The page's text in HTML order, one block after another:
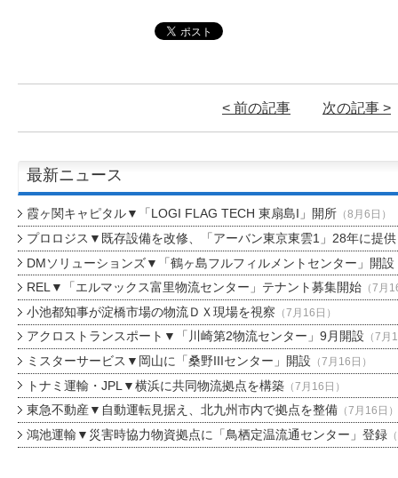
< 前の記事 次の記事 >
最新ニュース
霞ヶ関キャピタル▼「LOGI FLAG TECH 東扇島I」開所（8月6日）
プロロジス▼既存設備を改修、「アーバン東京東雲1」28年に提供
DMソリューションズ▼「鶴ヶ島フルフィルメントセンター」開設
REL▼「エルマックス富里物流センター」テナント募集開始（7月
小池都知事が淀橋市場の物流ＤＸ現場を視察 （7月16日）
アクロストランスポート▼「川崎第2物流センター」9月開設 （7月
ミスターサービス▼岡山に「桑野IIIセンター」開設 （7月16日）
トナミ運輸・JPL▼横浜に共同物流拠点を構築（7月16日）
東急不動産▼自動運転見据え、北九州市内で拠点を整備（7月16日）
鴻池運輸▼災害時協力物資拠点に「鳥栖定温流通センター」登録